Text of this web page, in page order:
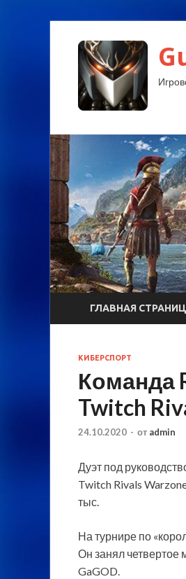
ГЛАВНАЯ
КИБЕРСПОРТ
Команда
Twitch
24.10.2020 - от admin
Дуэт под
Twitch Rivals
тыс.
На турнире по
Он занял четвертое
GaGOD.